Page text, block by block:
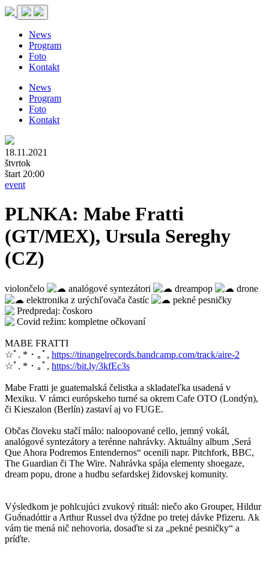
News
Program
Foto
Kontakt
News
Program
Foto
Kontakt
18.11.2021
štvrtok
štart 20:00
event
PLNKA: Mabe Fratti
(GT/MEX), Ursula Sereghy
(CZ)
violončelo analógové syntezátori dreampop
drone
elektronika z urýchľovača častíc
pekné pesničky
Predpredaj: čoskoro
Covid režim: kompletne očkovaní
MABE FRATTI
☆ﾟ. * ･ ｡ﾟ, https://tinangelrecords.bandcamp.com/track/aire-2
☆ﾟ. * ･ ｡ﾟ, https://bit.ly/3kfEc3s
Mabe Fratti je guatemalská čelistka a skladateľka usadená v
Mexiku. V rámci európskeho turné sa okrem Cafe OTO (Londýn),
či Kieszalon (Berlín) zastaví aj vo FUGE.
Občas človeku stačí málo: naloopované cello, jemný vokál,
analógové syntezátory a terénne nahrávky. Aktuálny album ‚Será
Que Ahora Podremos Entendernos“ ocenili napr. Pitchfork, BBC,
The Guardian či The Wire. Nahrávka spája elementy shoegaze,
dream popu, drone a hudbu sefardskej židovskej komunity.
Výsledkom je pohlcujúci zvukový rituál: niečo ako Grouper, Hildur
Guð́nadóttir a Arthur Russel dva týždne po tretej dávke Pfizeru. Ak
vám tie mená nič nehovoria, dosaďte si za „pekné pesničky“ a
príďte.